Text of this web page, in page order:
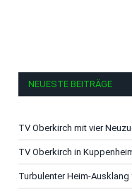
NEUESTE BEITRÄGE
TV Oberkirch mit vier
TV Oberkirch in
Turbulenter Heim-